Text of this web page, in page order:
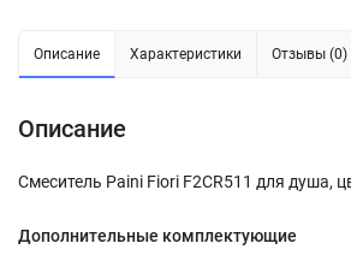
Описание Характеристики Отзывы (0)
Описание
Смеситель Paini Fiori F2CR511 для душа,
Дополнительные комплектующие